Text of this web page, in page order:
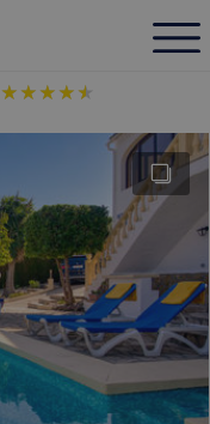
★★★★★
★★★★★